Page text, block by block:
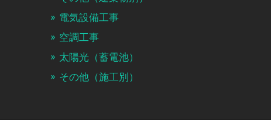
電気設備工事
空調工事
太陽光（蓄電池）
その他（施工別）